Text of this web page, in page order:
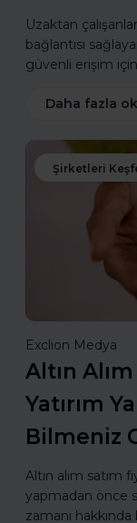
Uzaktan
bağlantısı
güvenli erişim
Daha fazla
Şirketleri
Exclion Medya
Altın
Yatırım
Bilmeniz
Altın alım satım
yapmadan önce
zamanı